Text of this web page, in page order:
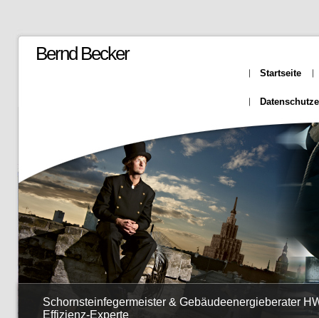
Schornsteinfegermeister & Gebäudeenergieberater
Effizienz-Experte
Bernd Becker
Startseite